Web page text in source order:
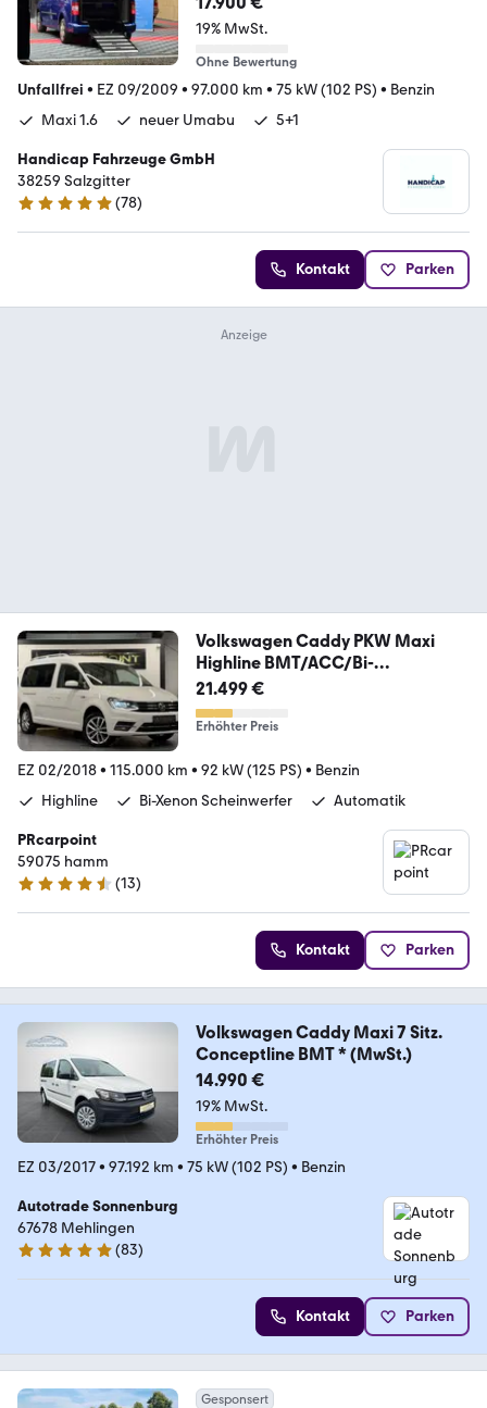
19% MwSt.
Ohne Bewertung
Unfallfrei • EZ 09/2009 • 97.000 km • 75 kW (102 PS) • Benzin
Maxi 1.6
neuer Umabu 5+1
Handicap Fahrzeuge GmbH
38259 Salzgitter
5 Sterne
(78)
Kontakt Parken
Volkswagen Caddy PKW Maxi
Highline BMT/ACC/Bi-
Xenon/CarPlay
21.499 €
Erhöhter Preis
EZ 02/2018• 115.000 km • 92 kW (125 PS) • Benzin
Highline
Bi-Xenon Scheinwerfer Automatik
PRcarpoint
59075 hamm
4.5 Sterne
(13)
Kontakt Parken
Volkswagen Caddy Maxi 7 Sitz.
Conceptline BMT * (MwSt.)
14.990 €
19% MwSt.
Erhöhter Preis
EZ 03/2017• 97.192 km • 75 kW (102 PS) • Benzin
Autotrade Sonnenburg
67678 Mehlingen
5 Sterne
(83)
Kontakt Parken
Gesponsert